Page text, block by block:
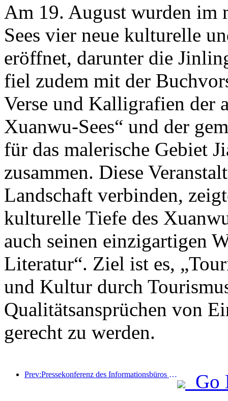
Am 19. August wurden im
Sees vier neue kulturelle
eröffnet, darunter die
fiel zudem mit der
Verse und Kalligrafien der
Xuanwu-Sees“ und der
für das malerische Gebiet
zusammen. Diese
Landschaft verbinden,
kulturelle Tiefe des
auch seinen einzigartigen
Literatur“. Ziel ist es,
und Kultur durch
Qualitätsansprüchen von
gerecht zu werden.
Prev:Pressekonferenz des Informationsbüros des Staatsrats: Derzeit gibt es in meinem Land 28 Grenzhäfen, die selbstfahrende Tourismusdienste anbieten können Go